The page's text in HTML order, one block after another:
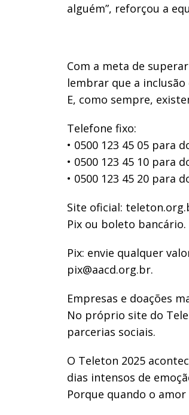
alguém”, reforçou a
Com a meta de
lembrar que a inclusão
E, como sempre,
Telefone fixo:
• 0500 123 45 05 para
• 0500 123 45 10 para
• 0500 123 45 20 para
Site oficial:
Pix ou boleto bancário.
Pix: envie qualquer
pix@aacd.org.br.
Empresas e doações
No próprio site do
parcerias sociais.
O Teleton 2025
dias intensos de
Porque quando o